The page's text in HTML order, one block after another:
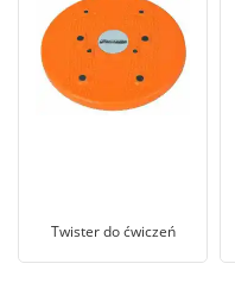
Twister do ćwiczeń